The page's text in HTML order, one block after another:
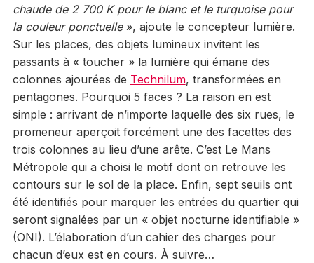
chaude de 2 700 K pour le blanc et le turquoise pour
la couleur ponctuelle », ajoute le concepteur lumière.
Sur les places, des objets lumineux invitent les
passants à « toucher » la lumière qui émane des
colonnes ajourées de Technilum, transformées en
pentagones. Pourquoi 5 faces ? La raison en est
simple : arrivant de n’importe laquelle des six rues, le
promeneur aperçoit forcément une des facettes des
trois colonnes au lieu d’une arête. C’est Le Mans
Métropole qui a choisi le motif dont on retrouve les
contours sur le sol de la place. Enfin, sept seuils ont
été identifiés pour marquer les entrées du quartier qui
seront signalées par un « objet nocturne identifiable »
(ONI). L’élaboration d’un cahier des charges pour
chacun d’eux est en cours. À suivre…